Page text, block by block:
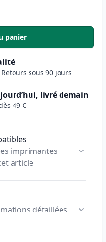
imprimantes
article
détaillées
panier
HP 312A (CF381A) toner
sous 90 jours
livré demain
49 €